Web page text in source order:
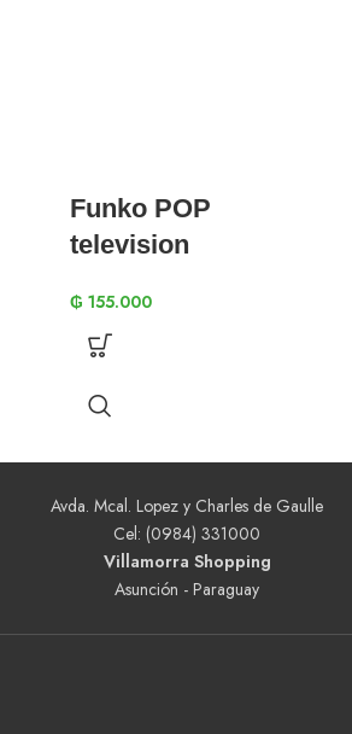
Funko POP
television
Wednesday
Addams 1309
₲ 155.000
Avda. Mcal. Lopez y Charles de Gaulle
Cel: (0984) 331000
Villamorra Shopping
Asunción - Paraguay